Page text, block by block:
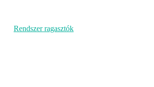
Rendszer ragasztók